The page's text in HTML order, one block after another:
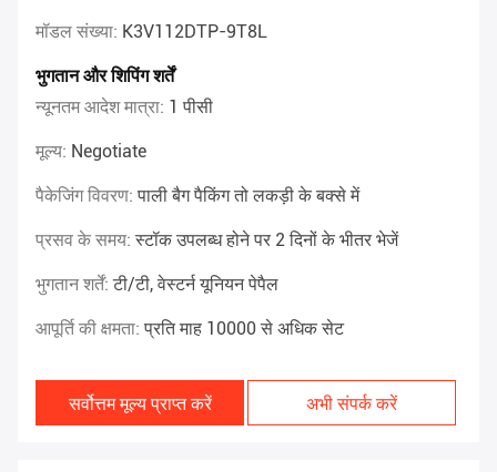
मॉडल संख्या: K3V112DTP-9T8L
भुगतान और शिपिंग शर्तें
न्यूनतम आदेश मात्रा: 1 पीसी
मूल्य: Negotiate
पैकेजिंग विवरण:पाली बैग पैकिंग तो लकड़ी के बक्से में
प्रसव के समय:स्टॉक उपलब्ध होने पर 2 दिनों के भीतर भेजें
भुगतान शर्तें:टी/टी, वेस्टर्न यूनियन पेपैल
आपूर्ति की क्षमता:प्रति माह 10000 से अधिक सेट
सर्वोत्तम मूल्य प्राप्त करें अभी संपर्क करें